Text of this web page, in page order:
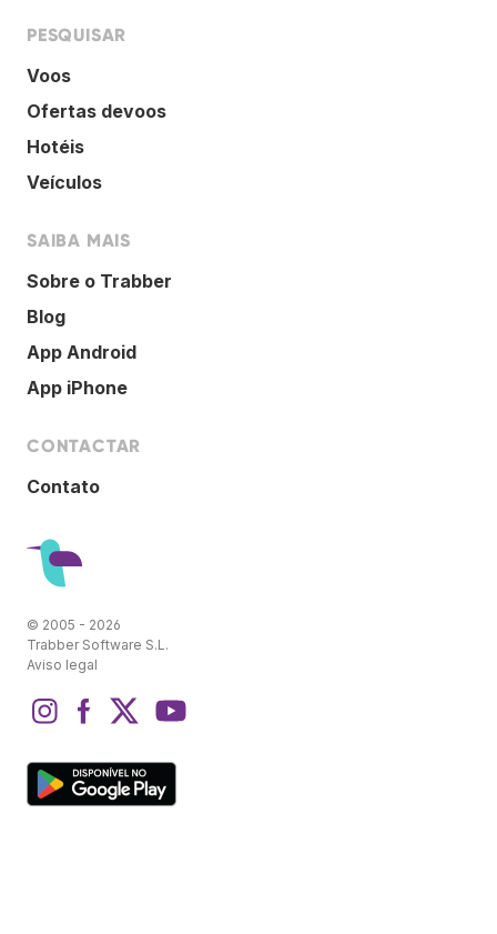
PESQUISAR
Voos
Ofertas devoos
Hotéis
Veículos
SAIBA MAIS
Sobre o Trabber
Blog
App Android
App iPhone
CONTACTAR
Contato
© 2005 - 2026
Trabber Software S.L.
Aviso legal